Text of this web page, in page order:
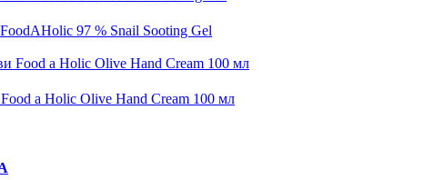
97 % Snail Sooting Gel
a Holic Olive Hand Cream 100 мл